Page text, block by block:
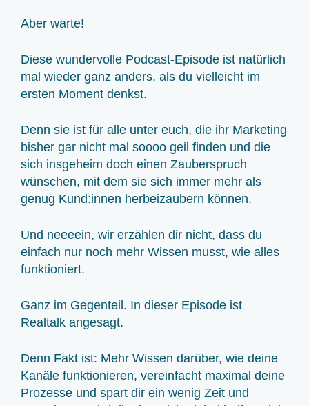
Aber warte!
Diese wundervolle Podcast-Episode ist natürlich
mal wieder ganz anders, als du vielleicht im
ersten Moment denkst.
Denn sie ist für alle unter euch, die ihr Marketing
bisher gar nicht mal soooo geil finden und die
sich insgeheim doch einen Zauberspruch
wünschen, mit dem sie sich immer mehr als
genug Kund:innen herbeizaubern können.
Und neeeein, wir erzählen dir nicht, dass du
einfach nur noch mehr Wissen musst, wie alles
funktioniert.
Ganz im Gegenteil. In dieser Episode ist
Realtalk angesagt.
Denn Fakt ist: Mehr Wissen darüber, wie deine
Kanäle funktionieren, vereinfacht maximal deine
Prozesse und spart dir ein wenig Zeit und